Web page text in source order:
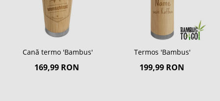
Cană termo 'Bambus'
169,99 RON
Termos 'Bambus'
199,99 RON